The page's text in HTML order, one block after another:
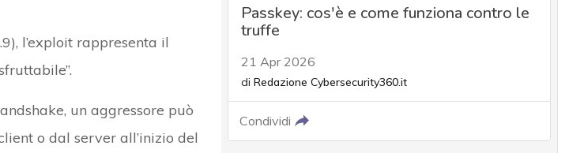
l’exploit rappresenta il
un aggressore può
o dal server all’inizio del
Passkey: cos'è e come funziona contro le
truffe
21 Apr 2026
di Redazione Cybersecurity360.it
Condividi